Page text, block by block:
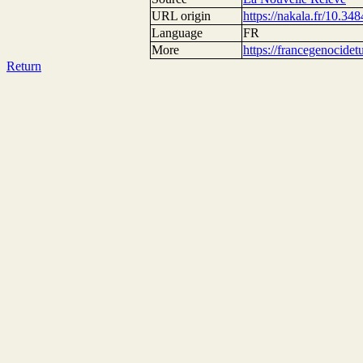
URL origin
https://nakala.fr/
Language
FR
More
https://
Return